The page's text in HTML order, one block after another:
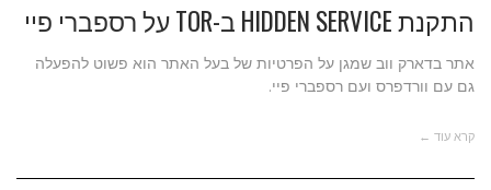
התקנת HIDDEN SERVICE ב-TOR על רספברי פיי
אתר בדארק ווב שמגן על הפרטיות של בעל האתר הוא פשוט להפעלה
גם עם וורדפרס ועם רספברי פיי.
קרא עוד ←